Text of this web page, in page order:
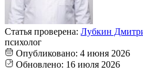
Статья проверена: Лубкин
психолог
Опубликовано: 4 июня 2026
Обновлено: 16 июля 2026